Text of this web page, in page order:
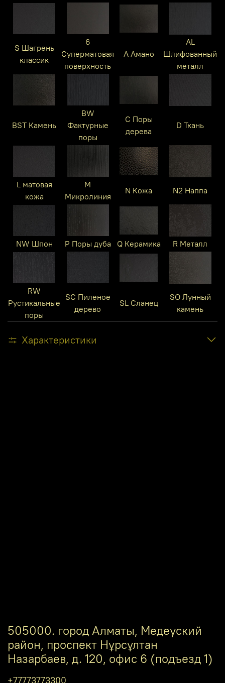
S Шагрень
классик
6
Суперматовая
поверхность
A Амано
AL
Шлифованный
металл
BST Камень
BW
Фактурные
поры
C Поры
дерева
D Ткань
L матовая
кожа
M
Микролиния
N Кожа N2 Наппа
NW Шпон P Поры дуба Q Керамика R Металл
RW
Рустикальные
поры
SC Пиленое
дерево
SL Сланец
SO Лунный
камень
Характеристики
505000. город Алматы, Медеуский
район, проспект Нұрсұлтан
Назарбаев, д. 120, офис 6 (подъезд 1)
+77773773300